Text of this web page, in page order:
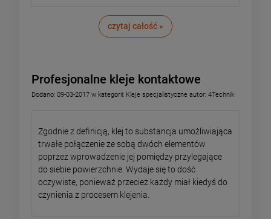
czytaj całość »
Profesjonalne kleje kontaktowe
Dodano: 09-03-2017 w kategorii: Kleje specjalistyczne autor: 4Technik
Zgodnie z definicją, klej to substancja umożliwiająca
trwałe połączenie ze sobą dwóch elementów
poprzez wprowadzenie jej pomiędzy przylegające
do siebie powierzchnie. Wydaje się to dość
oczywiste, ponieważ przecież każdy miał kiedyś do
czynienia z procesem klejenia.